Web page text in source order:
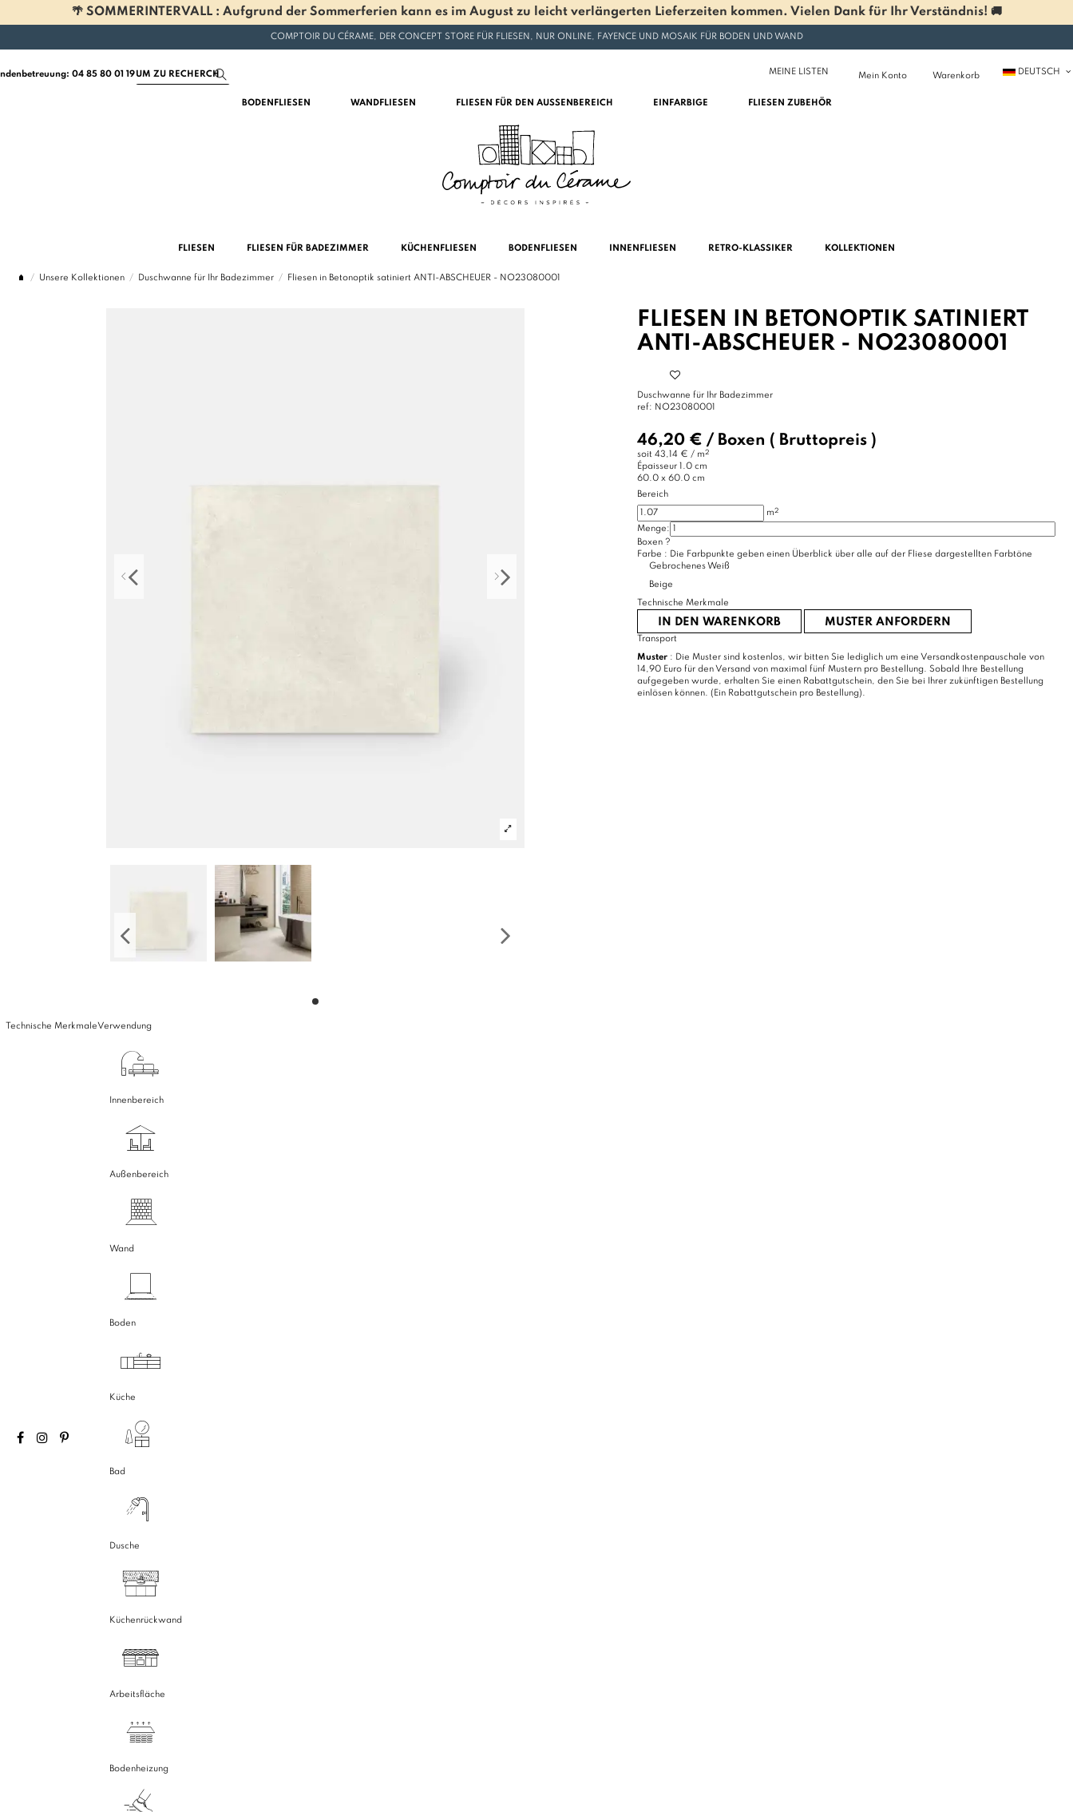
🌴 SOMMERINTERVALL : Aufgrund der Sommerferien kann es im August zu leicht verlängerten Lieferzeiten kommen. Vielen Dank für Ihr Verständnis! 🚚
COMPTOIR DU CÉRAME, DER CONCEPT STORE FÜR FLIESEN, NUR ONLINE, FAYENCE UND MOSAIK FÜR BODEN UND WAND
04 85 80 01 19 MEINE LISTEN Mein Konto Warenkorb DEUTSCH
BODENFLIESEN WANDFLIESEN FLIESEN FÜR DEN AUSSENBEREICH EINFARBIGE FLIESEN ZUBEHÖR
FLIESEN FLIESEN FÜR BADEZIMMER KÜCHENFLIESEN BODENFLIESEN INNENFLIESEN RETRO-KLASSIKER KOLLEKTIONEN
Unsere Kollektionen Duschwanne für Ihr Badezimmer Fliesen in Betonoptik satiniert ANTI-ABSCHEUER - NO23080001
FLIESEN IN BETONOPTIK SATINIERT
ANTI-ABSCHEUER - NO23080001
Duschwanne für Ihr Badezimmer
ref: NO23080001
46,20 € / Boxen ( Bruttopreis )
soit 43,14 € / m2
Épaisseur
1.0 cm
60.0 x 60.0 cm
Bereich
m2
Menge:
Boxen ?
Farbe : Die Farbpunkte geben einen Überblick über alle auf der Fliese dargestellten Farbtöne
Gebrochenes Weiß
Beige
Technische Merkmale
IN DEN WARENKORB MUSTER ANFORDERN
Transport
Muster: Die Muster sind kostenlos, wir bitten Sie lediglich um eine Versandkostenpauschale von
14,90 Euro für den Versand von maximal fünf Mustern pro Bestellung. Sobald Ihre Bestellung
aufgegeben wurde, erhalten Sie einen Rabattgutschein, den Sie bei Ihrer zukünftigen Bestellung
einlösen können. (Ein Rabattgutschein pro Bestellung).
Technische MerkmaleVerwendung
Innenbereich
Außenbereich
Wand
Boden
Küche
Bad
Dusche
Küchenrückwand
Arbeitsfläche
Bodenheizung